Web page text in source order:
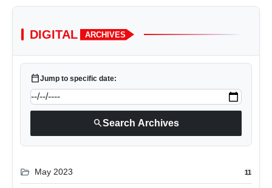
DIGITAL ARCHIVES
calendar_todayJump to specific date:
searchSearch Archives
folder_open May 2023 11